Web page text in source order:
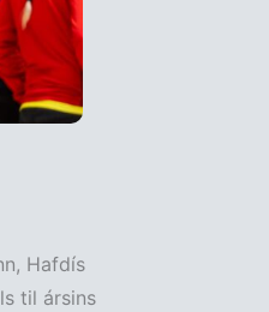
Hafdís
til ársins